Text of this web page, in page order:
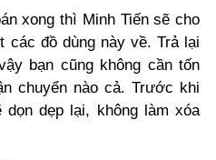
xong thì Minh Tiến sẽ cho
các đồ dùng này về. Trả lại
bạn cũng không cần tốn
chuyển nào cả. Trước khi
dẹp lại, không làm xóa